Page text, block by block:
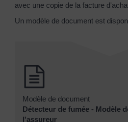
avec une copie de la facture
Un modèle de document est
Modèle de document
Détecteur de fumée - Modèle
l'assureur